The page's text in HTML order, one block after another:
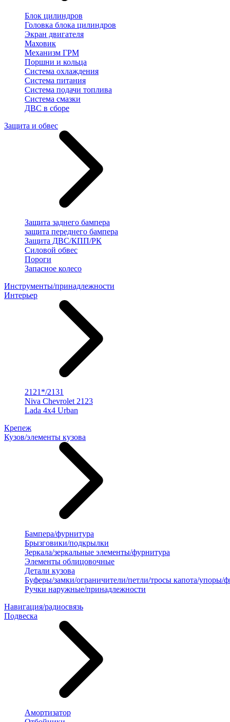
Блок цилиндров
Головка блока цилиндров
Экран двигателя
Маховик
Механизм ГРМ
Поршни и кольца
Система охлаждения
Система питания
Система подачи топлива
Система смазки
ДВС в сборе
Защита и обвес
Защита заднего бампера
защита переднего бампера
Защита ДВС/КПП/РК
Силовой обвес
Пороги
Запасное колесо
Инструменты/принадлежности
Интерьер
2121*/2131
Niva Chevrolet 2123
Lada 4x4 Urban
Крепеж
Кузов/элементы кузова
Бампера/фурнитура
Брызговики/подкрылки
Зеркала/зеркальные элементы/фурнитура
Элементы облицовочные
Детали кузова
Буферы/замки/ограничители/петли/тросы капота/упоры/
Ручки наружные/принадлежности
Навигация/радиосвязь
Подвеска
Амортизатор